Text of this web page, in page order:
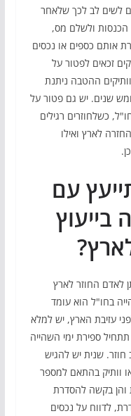
עליהם לשים לב לכך שלאחר
הכנסות ולשלם מס,
אותם כספים או נכסים
זכאים לפטור על
ההטבה ניתנת
שנים. יש גם פטור על
כשלחוזרים רגילים
לארץ ואילו
עם
בייעוץ
לאדם החוזר לארץ
בחו"ל הוא עומד
עזיבת הארץ, יש למלא
ספירת ימי השהייה
שנית יש להגיש
וותיק בהתאם למספר
והן בקשה להסדרת
לדווח על נכסים